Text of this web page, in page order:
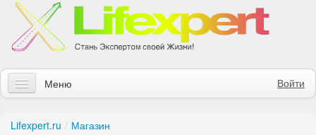
Войти
Меню
Lifexpert.ru / Магазин